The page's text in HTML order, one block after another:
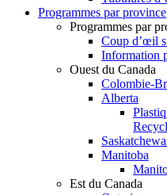
Programmes par province
Programmes par
Coup d’œil
Information
Ouest du Canada
Colombie-
Alberta
Manitoba
Est du Canada